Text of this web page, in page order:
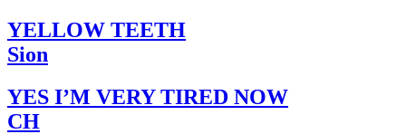
YELLOW TEETH
Sion
YES I’M VERY TIRED NOW
CH